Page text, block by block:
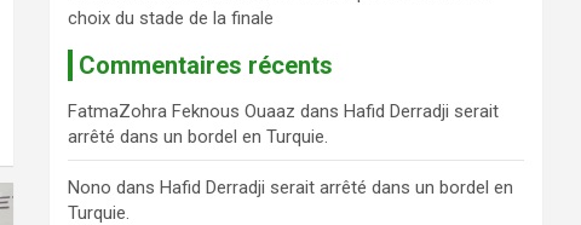
choix du stade de la finale
Commentaires récents
FatmaZohra Feknous Ouaaz dansHafid Derradji serait
arrêté dans un bordel en Turquie.
Nono dansHafid Derradji serait arrêté dans un bordel en
Turquie.